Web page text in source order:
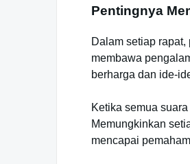
Pentingnya
Dalam setiap
membawa
berharga dan ide-
Ketika semua
Memungkinkan
mencapai